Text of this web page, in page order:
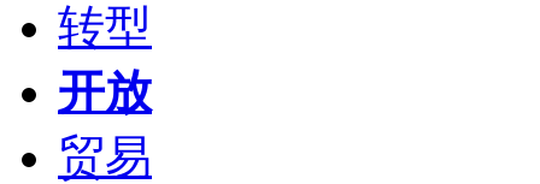
转型
开放
贸易